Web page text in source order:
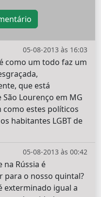
05-08-2013 às 16:03
como um todo faz um
que está
Lourenço em MG
como estes políticos
habitantes LGBT de
05-08-2013 às 00:42
na Rússia é
para o nosso quintal?
exterminado igual a